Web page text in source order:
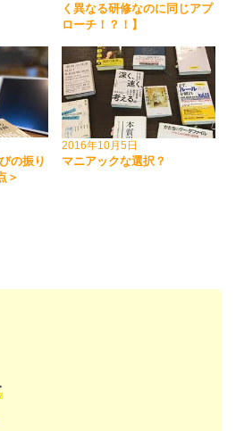
く異なる研修なのに同じアプ
ローチ！？！】
の振り
＞
2016年10月5日
マニアックな選択？